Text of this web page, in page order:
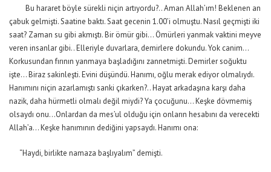
Bu hararet böyle sürekli niçin artıyordu?.. Aman Allah’ım! Beklenen an
çabuk gelmişti. Saatine baktı. Saat gecenin 1.00’i olmuştu. Nasıl geçmişti iki
saat? Zaman su gibi akmıştı. Bir ömür gibi… Ömürleri yanmak vaktini meyve
veren insanlar gibi.. Elleriyle duvarlara, demirlere dokundu. Yok canim…
Korkusundan fırının yanmaya başladığını zannetmişti. Demirler soğuktu
işte… Biraz sakinleşti. Evini düşündü. Hanımı, oğlu merak ediyor olmalıydı.
Hanımını niçin azarlamıştı sanki çıkarken?.. Hayat arkadaşına karşı daha
nazik, daha hürmetli olmalı değil miydi? Ya çocuğunu… Keşke dövmemiş
olsaydı onu…Onlardan da mes’ul olduğu için onların hesabını da verecekti
Allah’a… Keşke hanımının dediğini yapsaydı. Hanımı ona:
“Haydi, birlikte namaza başlıyalım” demişti.